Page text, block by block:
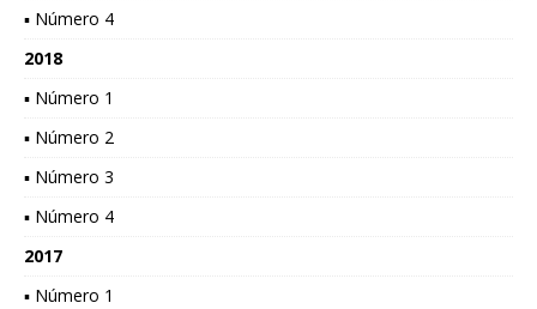
▪ Número 4
2018
▪ Número 1
▪ Número 2
▪ Número 3
▪ Número 4
2017
▪ Número 1